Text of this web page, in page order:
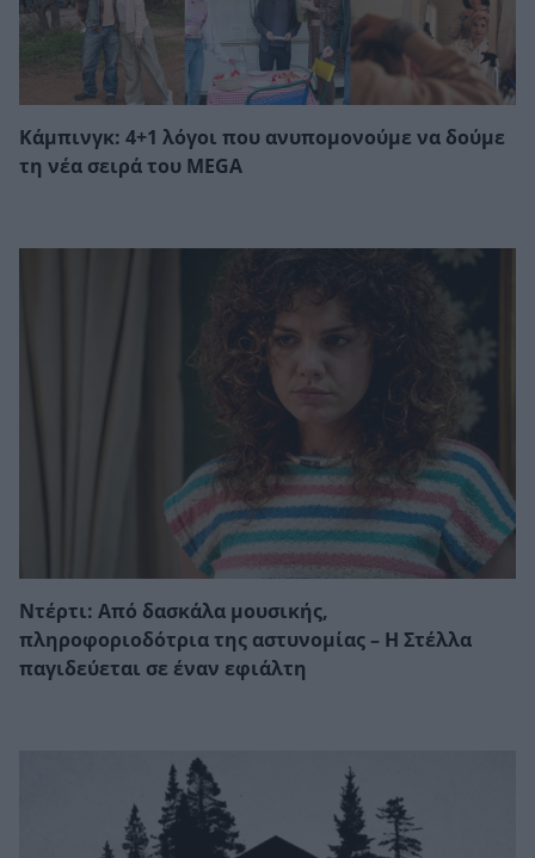
Κάμπινγκ: 4+1 λόγοι που ανυπομονούμε να δούμε
τη νέα σειρά του MEGA
Ντέρτι: Από δασκάλα μουσικής,
πληροφοριοδότρια της αστυνομίας – Η Στέλλα
παγιδεύεται σε έναν εφιάλτη